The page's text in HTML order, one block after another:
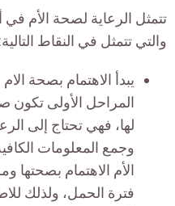
تتمثل الرعاية لصحة الأم
والتي تتمثل في النقاط التالية:
يبدأ الاهتمام بصحة
المراحل الأولى
لها، فهي تحتاج إلى
وجمع المعلومات
الأم الاهتمام بصحتها
فترة الحمل، ولذلك